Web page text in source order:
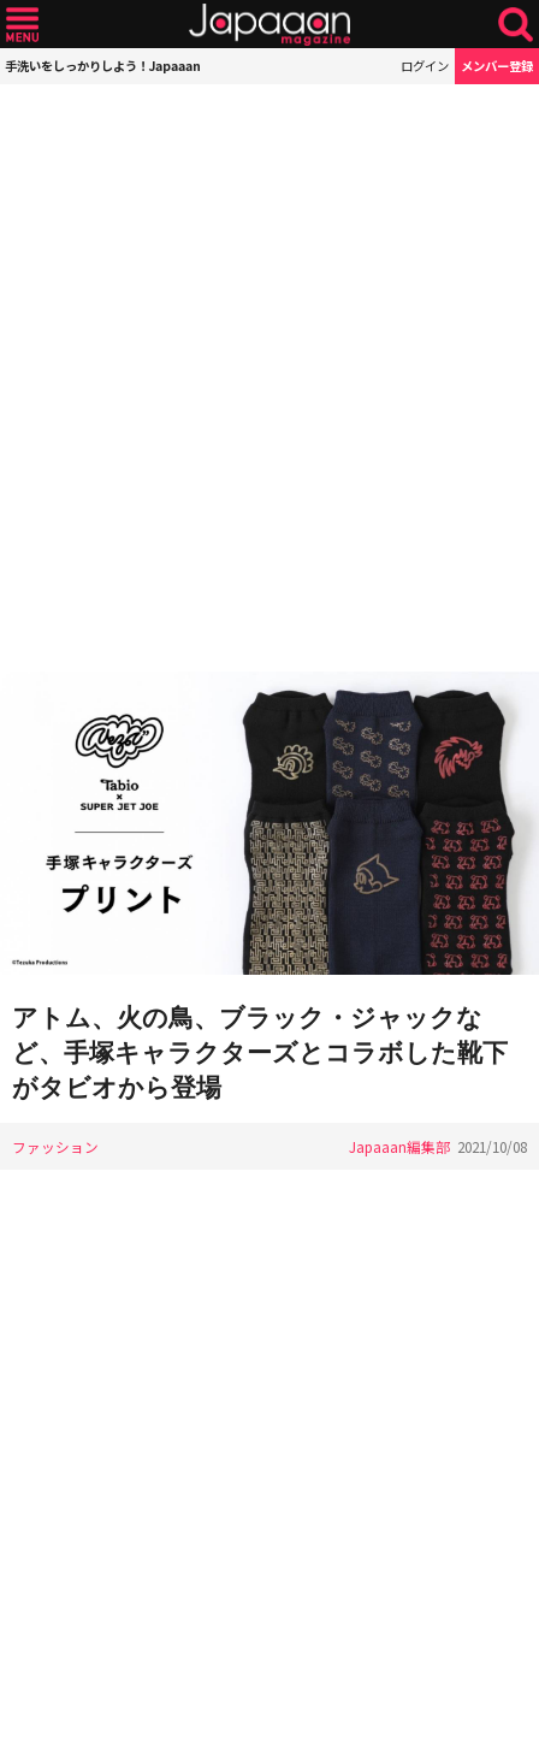
手洗いをしっかりしよう！Japaaan ログイン メンバー登録
アトム、火の鳥、ブラック・ジャックな
ど、手塚キャラクターズとコラボした靴下
がタビオから登場
ファッション Japaaan編集部 2021/10/08